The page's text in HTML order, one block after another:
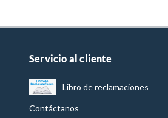
Servicio al cliente
Libro de reclamaciones
Contáctanos